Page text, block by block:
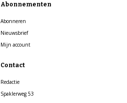
Abonnementen
Abonneren
Nieuwsbrief
Mijn account
Contact
Redactie
Spaklerweg 53